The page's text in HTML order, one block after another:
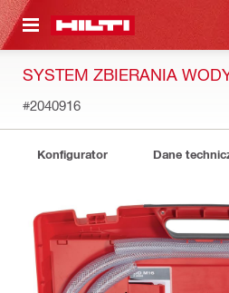
GŁÓWNEJ
SYSTEM ZBIERANIA
#2040916
Konfigurator Dane